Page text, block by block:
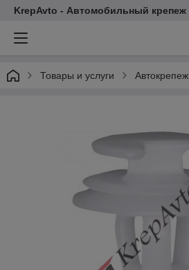
KrepAvto - Автомобильный крепеж
Товары и услуги Автокрепеж